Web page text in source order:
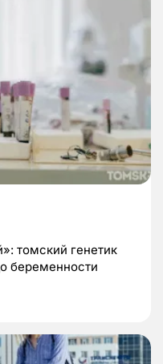
томский генетик
беременности